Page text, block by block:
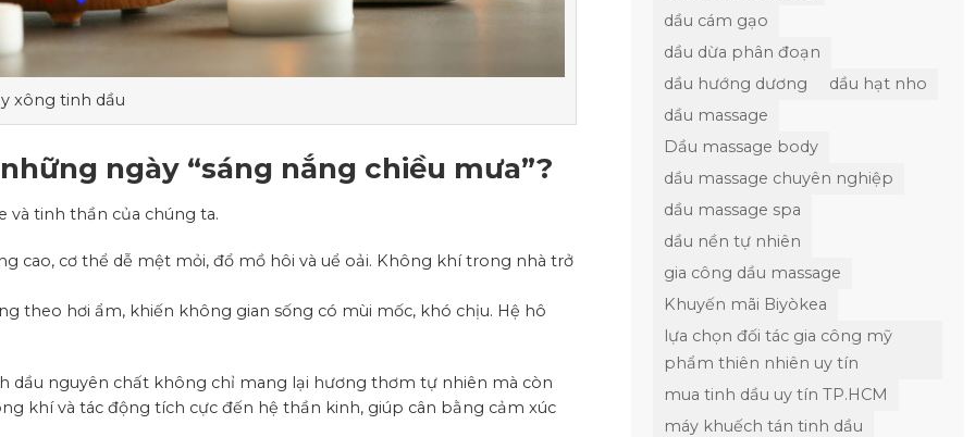
xông tinh dầu
ngày “sáng nắng chiều mưa”?
và tinh thần của chúng ta.
cao, cơ thể dễ mệt mỏi, đổ mồ hôi và uể oải. Không khí trong nhà trở
theo hơi ẩm, khiến không gian sống có mùi mốc, khó chịu. Hệ hô
dầu nguyên chất không chỉ mang lại hương thơm tự nhiên mà còn
khí và tác động tích cực đến hệ thần kinh, giúp cân bằng cảm xúc
dầu cám gạo
dầu dừa phân đoạn
dầu hướng dương
dầu hạt nho
dầu massage
Dầu massage body
dầu massage chuyên nghiệp
dầu massage spa
dầu nền tự nhiên
gia công dầu massage
Khuyến mãi Biyòkea
lựa chọn đối tác gia công mỹ
phẩm thiên nhiên uy tín
mua tinh dầu uy tín TP.HCM
máy khuếch tán tinh dầu